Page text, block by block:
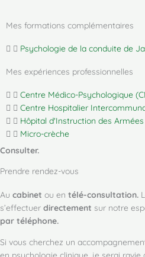
Mes formations complémentaires
Psychologie de la conduite de
Mes expériences professionnelles
Centre Médico-Psychologique
Centre Hospitalier
Hôpital d'Instruction des
Micro-crèche
Consulter.
Prendre rendez-vous
Au cabinet ou en télé-consultation.
s’effectuer directement sur notre
par téléphone.
Si vous cherchez un